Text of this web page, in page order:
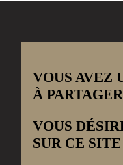
VOUS AVEZ
À
VOUS
SUR CE